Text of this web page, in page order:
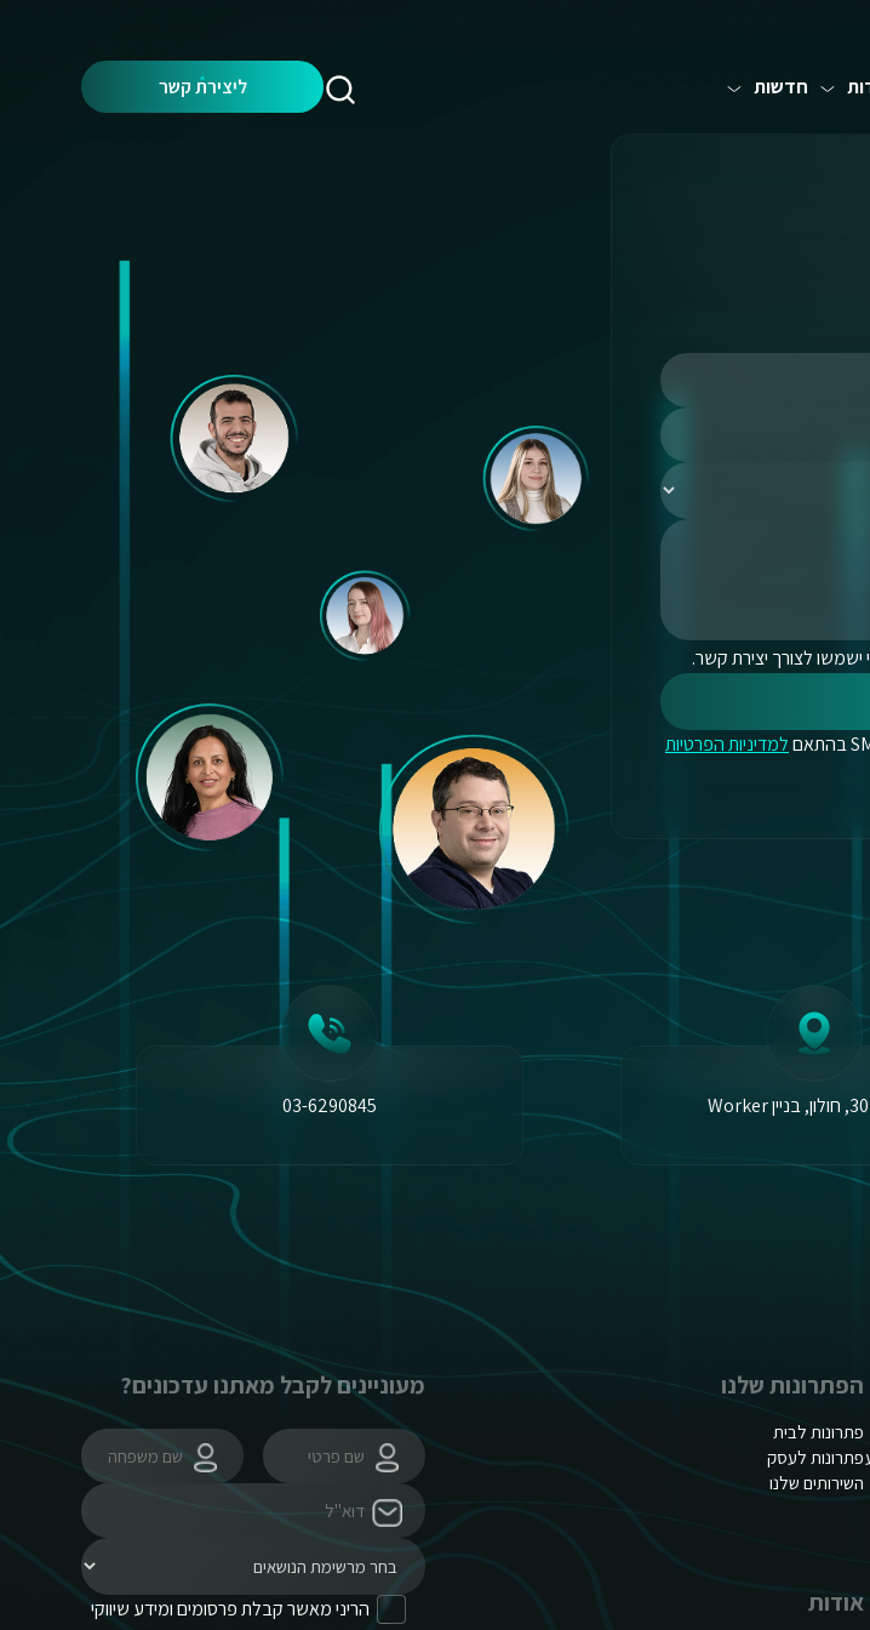
חדשות Search: ליצירת קשר
לצורך יצירת קשר.
למדיניות הפרטיות
03-6290845
הפתרונות שלנו
פתרונות לבית
פתרונות לעסק
השירותים שלנו
אודות
מעוניינים לקבל מאתנו עדכונים?
הריני מאשר קבלת פרסומים ומידע שיווקי